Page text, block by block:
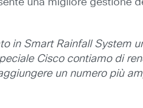
una migliore gestione
in Smart Rainfall System
Cisco contiamo di
un numero più